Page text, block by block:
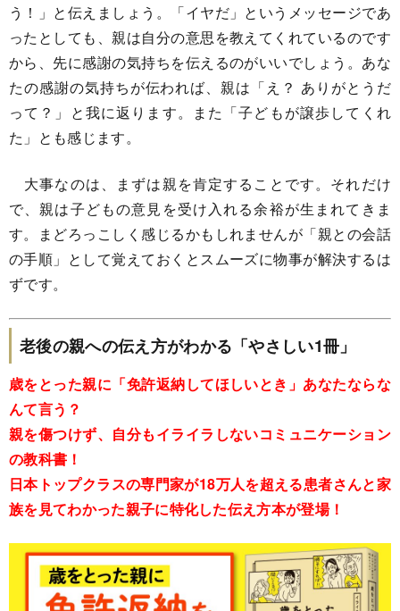
う！」と伝えましょう。「イヤだ」というメッセージであ
ったとしても、親は自分の意思を教えてくれているのです
から、先に感謝の気持ちを伝えるのがいいでしょう。あな
たの感謝の気持ちが伝われば、親は「え？ ありがとうだ
って？」と我に返ります。また「子どもが譲歩してくれ
た」とも感じます。
大事なのは、まずは親を肯定することです。それだけ
で、親は子どもの意見を受け入れる余裕が生まれてきま
す。まどろっこしく感じるかもしれませんが「親との会話
の手順」として覚えておくとスムーズに物事が解決するは
ずです。
老後の親への伝え方がわかる「やさしい1冊」
歳をとった親に「免許返納してほしいとき」あなたならな
んて言う？
親を傷つけず、自分もイライラしないコミュニケーション
の教科書！
日本トップクラスの専門家が18万人を超える患者さんと家
族を見てわかった親子に特化した伝え方本が登場！